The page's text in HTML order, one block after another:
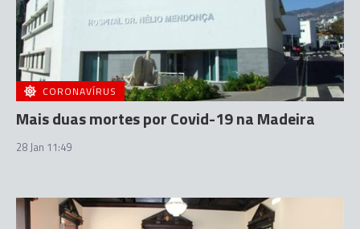
CORONAVÍRUS
Mais duas mortes por Covid-19 na Madeira
28 Jan 11:49